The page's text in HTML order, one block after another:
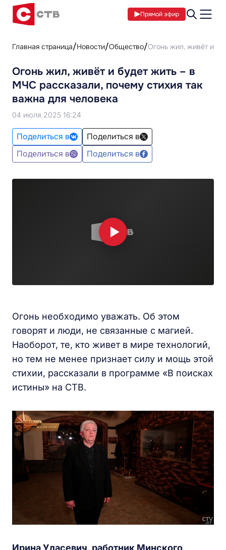
Прямой эфир
Главная страница Новости Общество Огонь жил, живёт и
Огонь жил, живёт и будет жить – в
МЧС рассказали, почему стихия так
важна для человека
04 июля 2025 16:24
Поделиться в
Поделиться в
Поделиться в
Поделиться в
Огонь необходимо уважать. Об этом
говорят и люди, не связанные с магией.
Наоборот, те, кто живет в мире технологий,
но тем не менее признает силу и мощь этой
стихии, рассказали в программе «В поисках
истины» на СТВ.
Ирина Уласевич, работник Минского